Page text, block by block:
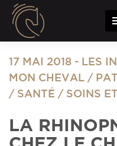
17 MAI 2018 - LES
MON CHEVAL /
/ SANTÉ / SOINS
LA
Panneau de gestion